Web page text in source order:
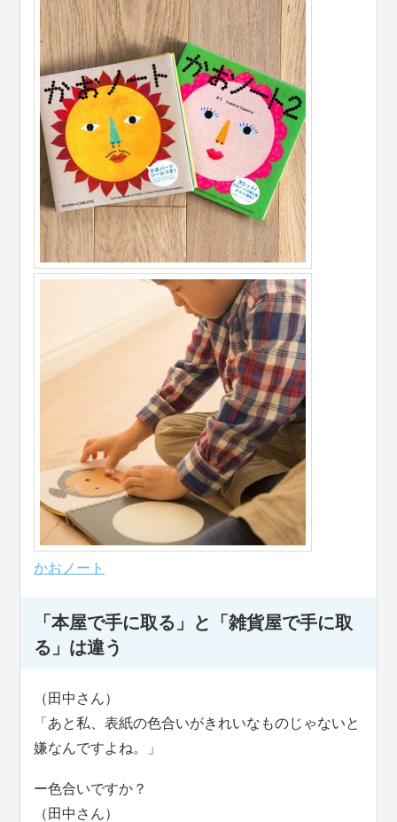
かおノート
「本屋で手に取る」と「雑貨屋で手に取
る」は違う
（田中さん）
「あと私、表紙の色合いがきれいなものじゃないと
嫌なんですよね。」
ー色合いですか？
（田中さん）